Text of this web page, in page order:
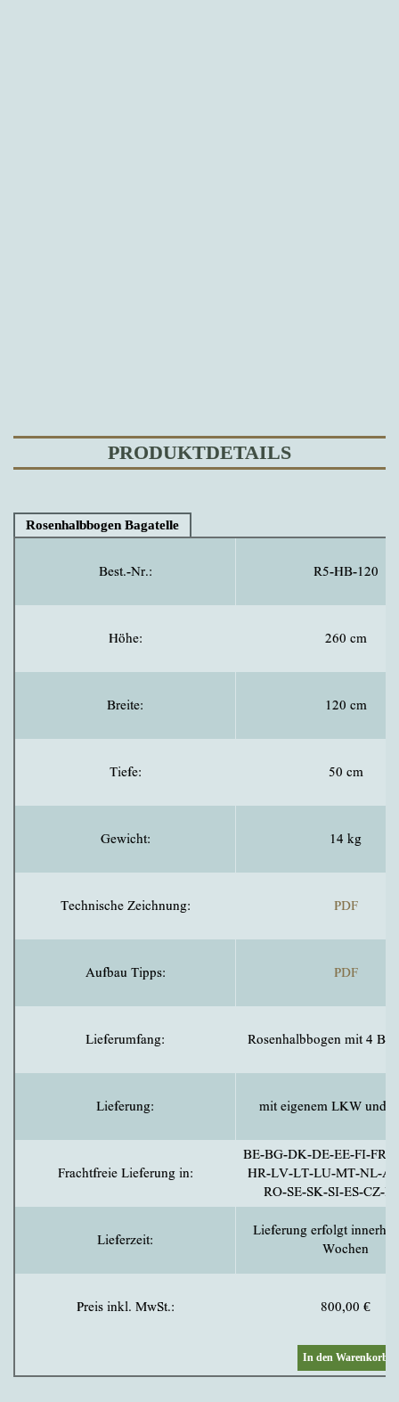
PRODUKTDETAILS
Rosenhalbbogen Bagatelle
Best.-Nr.:
Höhe:
Breite:
Tiefe:
Gewicht:
Technische Zeichnung:
Aufbau Tipps:
Lieferumfang:
Lieferung:
Frachtfreie Lieferung in:
Lieferzeit:
Preis inkl. MwSt.:
R5-HB-120
260 cm
120 cm
50 cm
14 kg
PDF
PDF
Rosenhalbbogen mit 4
mit eigenem LKW und
BE-BG-DK-DE-EE-FI-FR-
HR-LV-LT-LU-MT-NL-
RO-SE-SK-SI-ES-CZ-
Lieferung erfolgt
Wochen
800,00€
In den Warenkorb